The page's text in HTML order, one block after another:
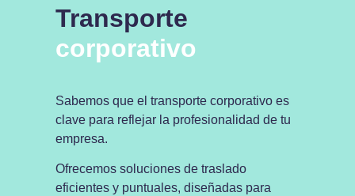
Transporte
corporativo
Sabemos que el transporte corporativo es
clave para reflejar la profesionalidad de tu
empresa.
Ofrecemos soluciones de traslado
eficientes y puntuales, diseñadas para